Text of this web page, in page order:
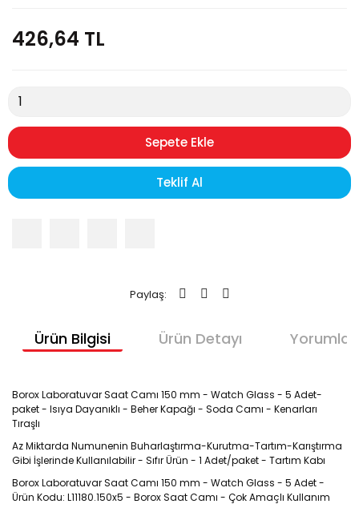
426,64 TL
Sepete Ekle
Teklif Al
Paylaş:
Ürün Bilgisi Ürün Detayı Yorumlar
Borox Laboratuvar Saat Camı 150 mm - Watch Glass - 5 Adet-
paket - Isıya Dayanıklı - Beher Kapağı - Soda Camı - Kenarları
Tıraşlı
Az Miktarda Numunenin Buharlaştırma-Kurutma-Tartım-Karıştırma
Gibi İşlerinde Kullanılabilir - Sıfır Ürün - 1 Adet/paket - Tartım Kabı
Borox Laboratuvar Saat Camı 150 mm - Watch Glass - 5 Adet -
Ürün Kodu: L11180.150x5 - Borox Saat Camı - Çok Amaçlı Kullanım